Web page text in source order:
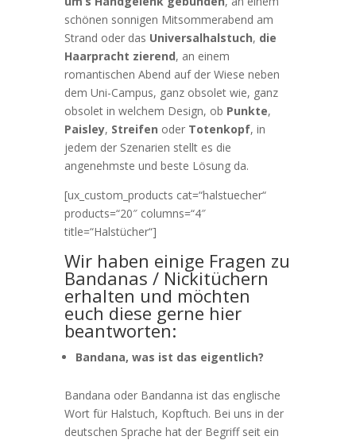
schönen sonnigen Mitsommerabend am
Strand oder das Universalhalstuch, die
Haarpracht zierend, an einem
romantischen Abend auf der Wiese neben
dem Uni-Campus, ganz obsolet wie, ganz
obsolet in welchem Design, ob Punkte,
Paisley, Streifen oder Totenkopf, in
jedem der Szenarien stellt es die
angenehmste und beste Lösung da.
[ux_custom_products cat=“halstuecher“
products=“20″ columns=“4″
title=“Halstücher“]
Wir haben einige Fragen zu
Bandanas / Nickitüchern
erhalten und möchten
euch diese gerne hier
beantworten:
Bandana, was ist das eigentlich?
Bandana oder Bandanna ist das englische
Wort für Halstuch, Kopftuch. Bei uns in der
deutschen Sprache hat der Begriff seit ein